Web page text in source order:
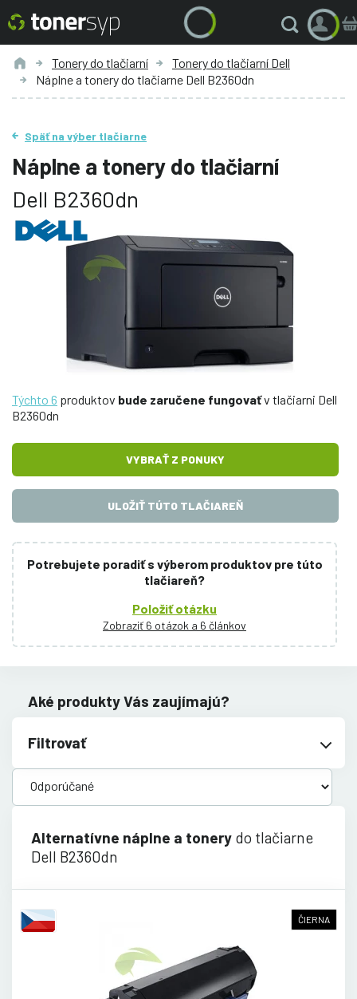
Tonery do tlačiarní
Tonery do tlačiarní Dell
Náplne a tonery do tlačiarne Dell B2360dn
Späť na výber tlačiarne
Náplne a tonery do tlačiarní
Dell B2360dn
Týchto 6 produktov bude zaručene fungovaťv tlačiarni Dell
B2360dn
VYBRAŤ Z PONUKY
ULOŽIŤ TÚTO TLAČIAREŇ
Potrebujete poradiť s výberom produktov pre túto
tlačiareň?
Položiť otázku
Zobraziť 6 otázok a 6 článkov
Aké produkty Vás zaujímajú?
Filtrovať
Alternatívne náplne a tonery do tlačiarne
Dell B2360dn
ČIERNA